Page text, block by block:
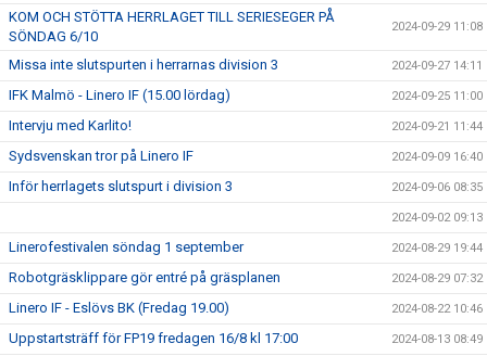
KOM OCH STÖTTA HERRLAGET TILL SERIESEGER PÅ
SÖNDAG 6/10
2024-09-29 11:08
Missa inte slutspurten i herrarnas division 3 2024-09-27 14:11
IFK Malmö - Linero IF (15.00 lördag) 2024-09-25 11:00
Intervju med Karlito! 2024-09-21 11:44
Sydsvenskan tror på Linero IF 2024-09-09 16:40
Inför herrlagets slutspurt i division 3 2024-09-06 08:35
2024-09-02 09:13
Linerofestivalen söndag 1 september 2024-08-29 19:44
Robotgräsklippare gör entré på gräsplanen 2024-08-29 07:32
Linero IF - Eslövs BK (Fredag 19.00) 2024-08-22 10:46
Uppstartsträff för FP19 fredagen 16/8 kl 17:00 2024-08-13 08:49